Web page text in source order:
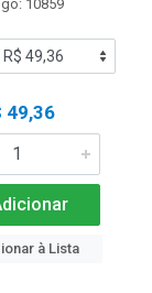
10859
49,36
à Lista